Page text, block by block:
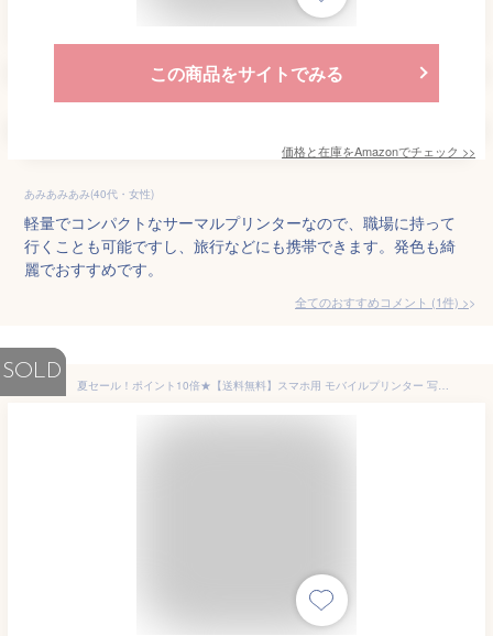
この商品をサイトでみる
価格と在庫をAmazonでチェック >>
あみあみあみ(40代・女性)
軽量でコンパクトなサーマルプリンターなので、職場に持って
行くことも可能ですし、旅行などにも携帯できます。発色も綺
麗でおすすめです。
全てのおすすめコメント (1件) >
SOLD
夏セール！ポイント10倍★【送料無料】スマホ用 モバイルプリンター 写真 プリンター サーマルプリンタ ポケットメモプリンタ モノクロ 感熱紙[Phomemo M02S]フォメモ 300dpi小型 持ち運び 黒iPhone&Android対応